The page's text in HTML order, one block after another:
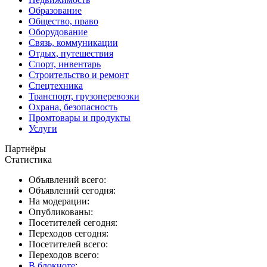
Образование
Общество, право
Оборудование
Связь, коммуникации
Отдых, путешествия
Спорт, инвентарь
Строительство и ремонт
Спецтехника
Транспорт, грузоперевозки
Охрана, безопасность
Промтовары и продукты
Услуги
Партнёры
Статистика
Объявлений всего:
Объявлений сегодня:
На модерации:
Опубликованы:
Посетителей сегодня:
Переходов сегодня:
Посетителей всего:
Переходов всего: